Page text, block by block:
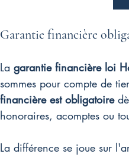
Garantie financière
La garantie financière loi
sommes pour compte de
financière est obligatoire
honoraires, acomptes ou
La différence se joue sur